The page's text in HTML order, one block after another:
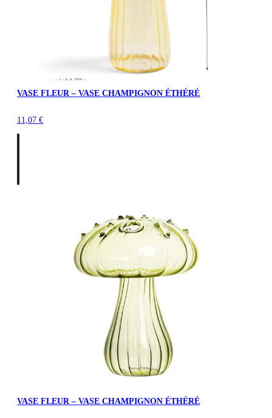
VASE FLEUR – VASE CHAMPIGNON ÉTHÉRÉ
11,07 €
VASE FLEUR – VASE CHAMPIGNON ÉTHÉRÉ